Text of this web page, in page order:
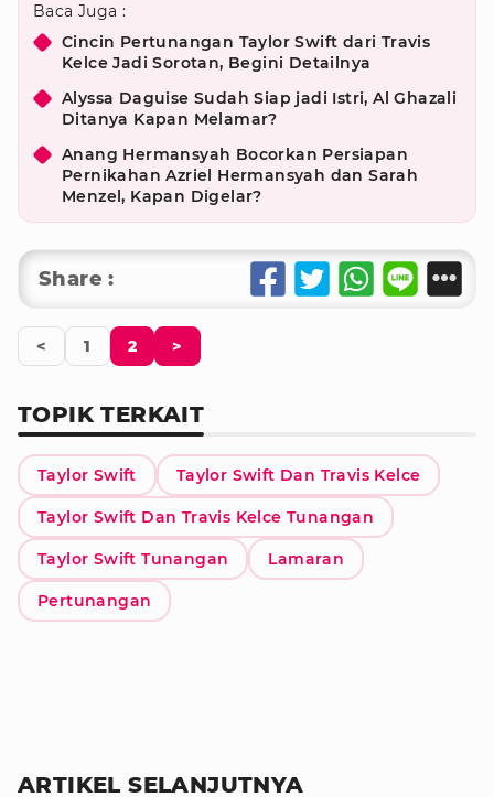
Baca Juga :
Cincin Pertunangan Taylor Swift dari Travis
Kelce Jadi Sorotan, Begini Detailnya
Alyssa Daguise Sudah Siap jadi Istri, Al Ghazali
Ditanya Kapan Melamar?
Anang Hermansyah Bocorkan Persiapan
Pernikahan Azriel Hermansyah dan Sarah
Menzel, Kapan Digelar?
Share :
< 1 2 >
TOPIK TERKAIT
Taylor Swift Taylor Swift Dan Travis Kelce
Taylor Swift Dan Travis Kelce Tunangan
Taylor Swift Tunangan Lamaran
Pertunangan
ARTIKEL SELANJUTNYA